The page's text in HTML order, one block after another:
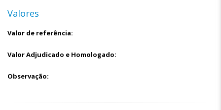
Valores
Valor de referência:
Valor Adjudicado e Homologado:
Observação: